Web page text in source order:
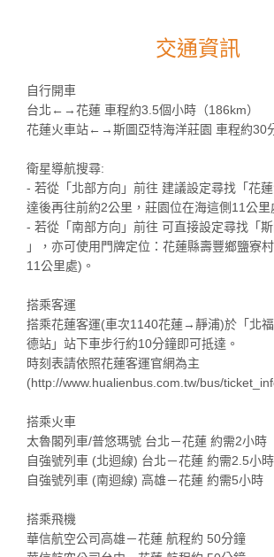
交通資訊
自行開車
台北←→花蓮 車程約3.5個小時（186km）
花蓮火車站←→斯圖亞特海洋莊園 車程約30
衛星導航搜尋:
- 若從「北部方向」前往 建議設定尋找「花
達後再往前約2公里，莊園位在海這側11公里
- 若從「南部方向」前往 可直接設定尋找「
」，亦可使用門牌定位：花蓮縣壽豐鄉鹽寮
11公里處)。
搭乘客運
搭乘花蓮客運(車次1140花蓮→靜浦)於「北
德站」站下車步行約10分鐘即可抵達。
時刻表請依照花蓮客運官網為主
(http://www.hualienbus.com.tw/bus/
搭乘火車
太魯閣列車/普悠瑪號 台北－花蓮 約需2小時
自強號列車 (北迴線) 台北－花蓮 約需2.5小時
自強號列車 (南迴線) 高雄－花蓮 約需5小時
搭乘飛機
華信航空公司高雄－花蓮 航程約 50分鐘